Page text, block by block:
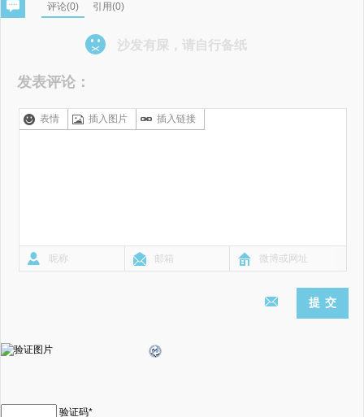
评论(0) 引用(0)
沙发有屎，请自行备纸
发表评论：
表情 插入图片 插入链接
验证码*